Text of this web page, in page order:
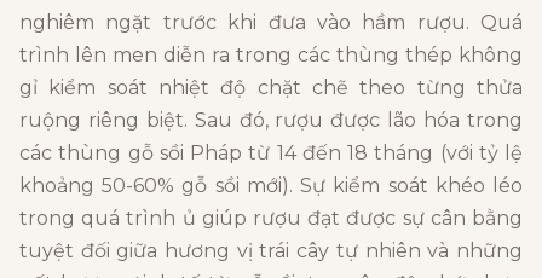
nghiêm ngặt trước khi đưa vào hầm rượu. Quá
trình lên men diễn ra trong các thùng thép không
gỉ kiểm soát nhiệt độ chặt chẽ theo từng thửa
ruộng riêng biệt. Sau đó, rượu được lão hóa trong
các thùng gỗ sồi Pháp từ 14 đến 18 tháng (với tỷ lệ
khoảng 50-60% gỗ sồi mới). Sự kiểm soát khéo léo
trong quá trình ủ giúp rượu đạt được sự cân bằng
tuyệt đối giữa hương vị trái cây tự nhiên và những